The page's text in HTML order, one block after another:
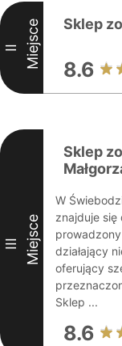
II Miejsce Sklep
8.6
III Miejsce
Sklep
W
znajduje
prowadzony
działający
oferujący
Sklep ...
8.6